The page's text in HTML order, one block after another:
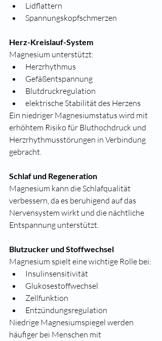
Lidflattern
Spannungskopfschmerzen
Herz-Kreislauf-System
Magnesium unterstützt:
Herzrhythmus
Gefäßentspannung
Blutdruckregulation
elektrische Stabilität des Herzens
Ein niedriger Magnesiumstatus wird mit
erhöhtem Risiko für Bluthochdruck und
Herzrhythmusstörungen in Verbindung
gebracht.
Schlaf und Regeneration
Magnesium kann die Schlafqualität
verbessern, da es beruhigend auf das
Nervensystem wirkt und die nächtliche
Entspannung unterstützt.
Blutzucker und Stoffwechsel
Magnesium spielt eine wichtige Rolle bei:
Insulinsensitivität
Glukosestoffwechsel
Zellfunktion
Entzündungsregulation
Niedrige Magnesiumspiegel werden
häufiger bei Menschen mit